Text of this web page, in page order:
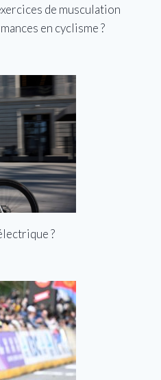
de musculation
en cyclisme ?
?